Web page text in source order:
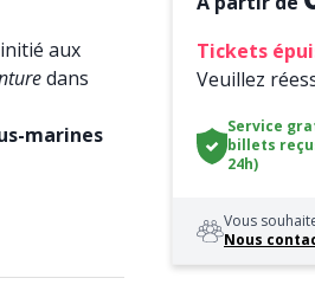
aux
dans
marines
Tickets
Veuillez
Service
billets
24h)
Vous
Nous